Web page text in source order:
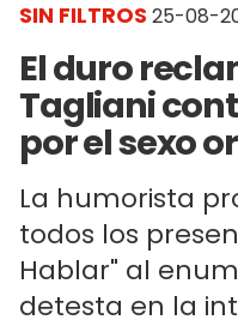
SIN FILTROS 25-08-
El duro
Tagliani
por el sexo
La humorista
todos los
Hablar" al
detesta en la